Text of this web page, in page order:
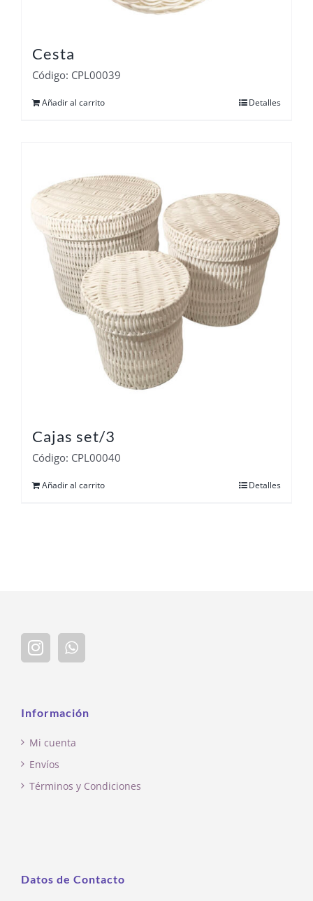
Cesta
Código: CPL00039
Añadir al carrito Detalles
Cajas set/3
Código: CPL00040
Añadir al carrito Detalles
Información
Mi cuenta
Envíos
Términos y Condiciones
Datos de Contacto